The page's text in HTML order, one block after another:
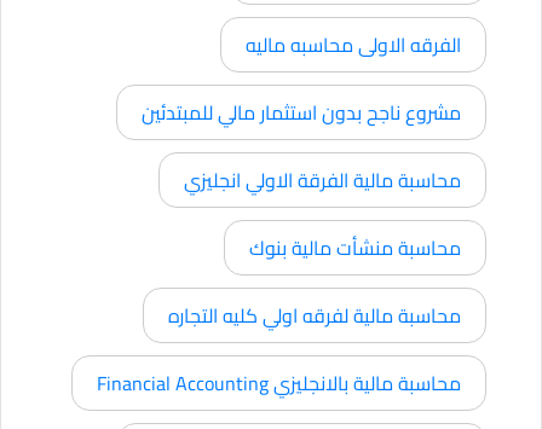
الفرقه الاولى محاسبه ماليه
مشروع ناجح بدون استثمار مالي للمبتدئين
محاسبة مالية الفرقة الاولي انجليزي
محاسبة منشأت مالية بنوك
محاسبة مالية لفرقه اولي كليه التجاره
محاسبة مالية بالانجليزي Financial Accounting